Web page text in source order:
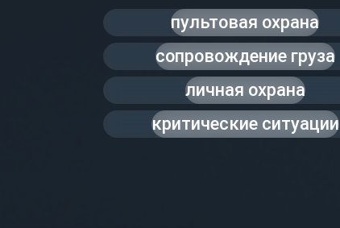
пультовая охрана
личная охрана
сопровождение груза
критические ситуации